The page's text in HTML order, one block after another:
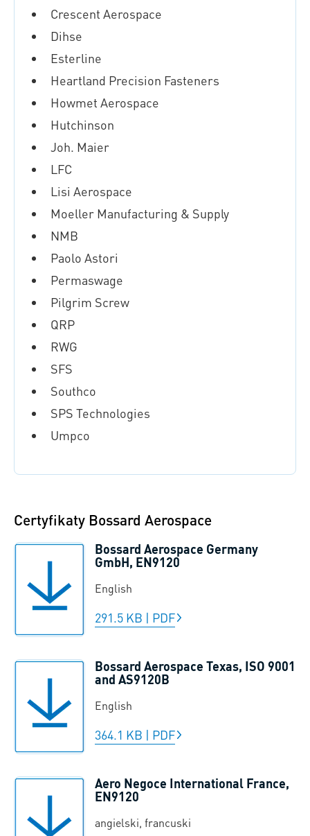
Crescent Aerospace
Dihse
Esterline
Heartland Precision Fasteners
Howmet Aerospace
Hutchinson
Joh. Maier
LFC
Lisi Aerospace
Moeller Manufacturing & Supply
NMB
Paolo Astori
Permaswage
Pilgrim Screw
QRP
RWG
SFS
Southco
SPS Technologies
Umpco
Certyfikaty Bossard Aerospace
Bossard Aerospace Germany
GmbH, EN9120
English
291.5 KB | PDF
Bossard Aerospace Texas, ISO 9001
and AS9120B
English
364.1 KB | PDF
Aero Negoce International France,
EN9120
angielski, francuski